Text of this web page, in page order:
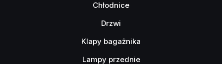
Chłodnice
Drzwi
Klapy bagażnika
Lampy przednie